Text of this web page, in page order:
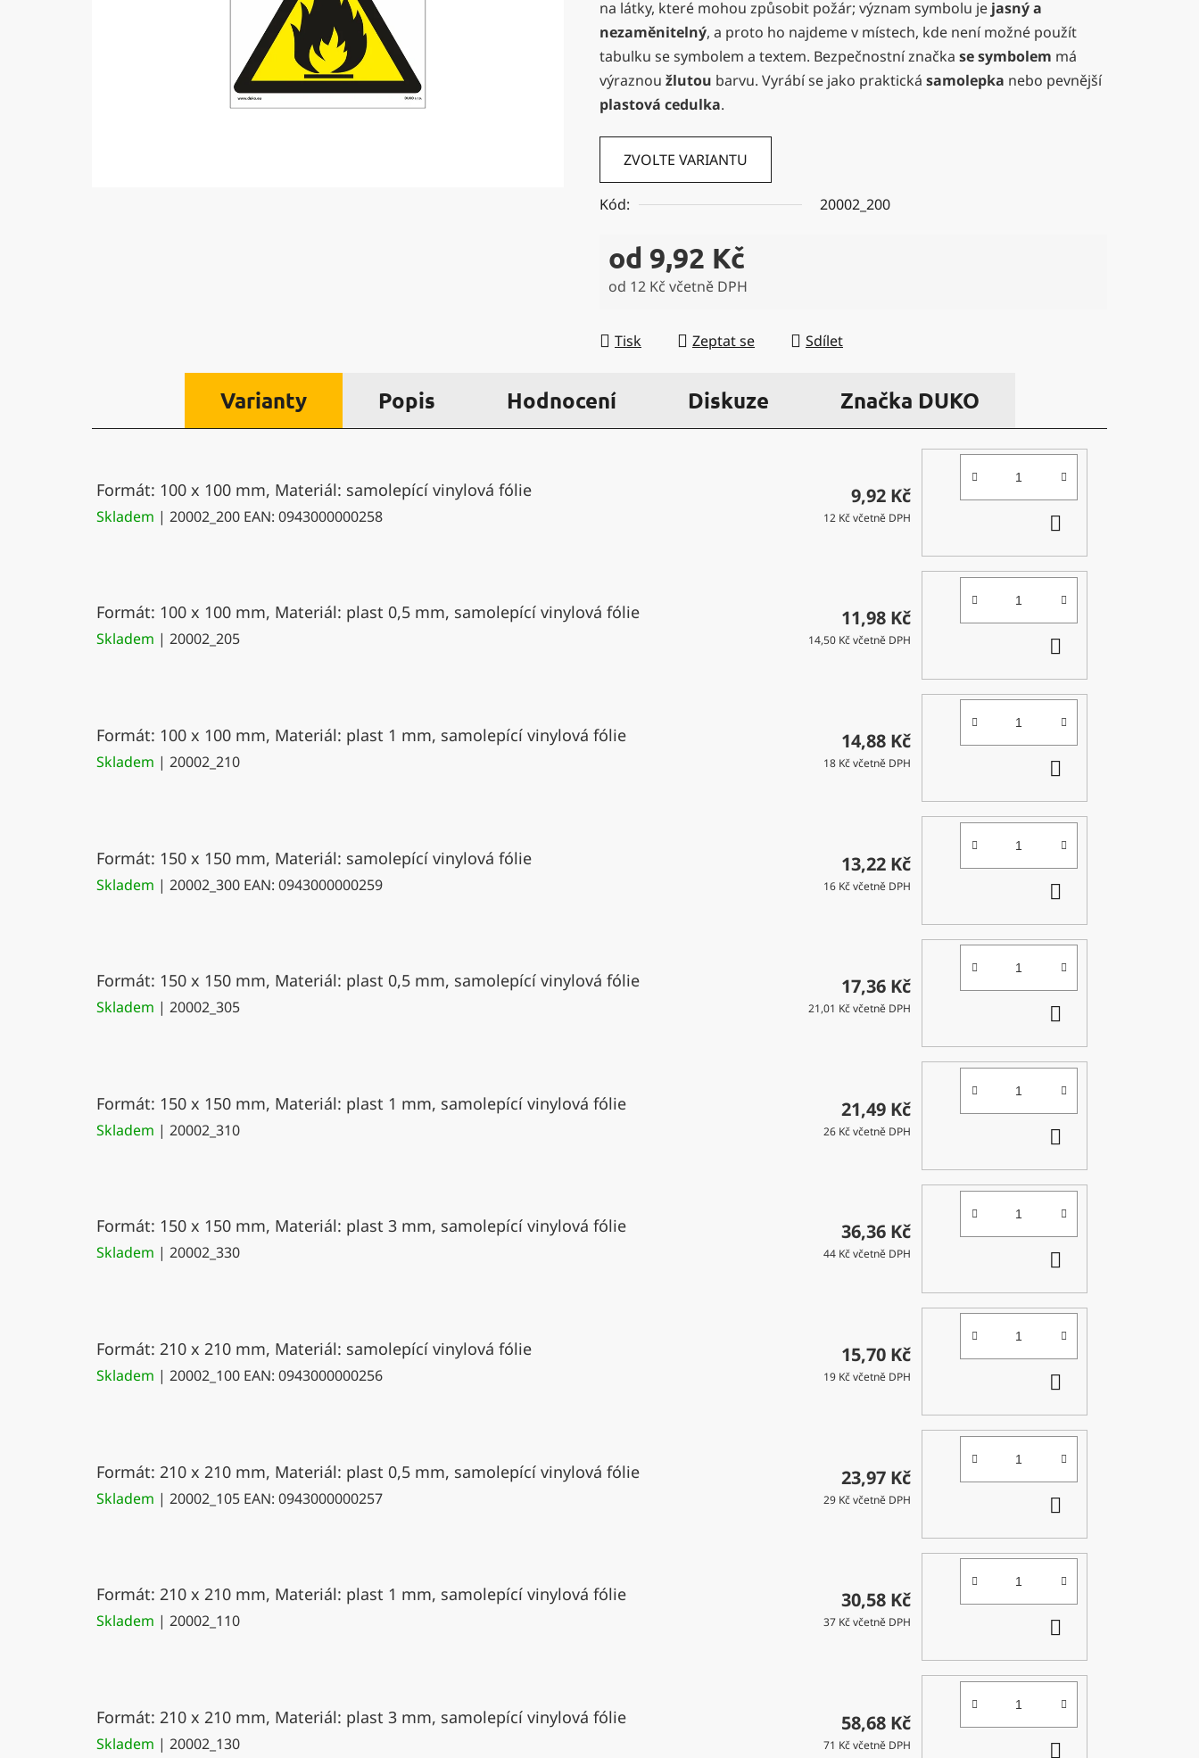
0,0
z
5
hvězdiček.
na látky, které mohou způsobit požár; význam symbolu je jasný a
nezaměnitelný, a proto ho najdeme v místech, kde není možné použít
tabulku se symbolem a textem. Bezpečnostní značka se symbolem má
výraznou žlutou barvu. Vyrábí se jako praktická samolepka nebo pevnější
plastová cedulka.
ZVOLTE VARIANTU
Kód: 20002_200
od 9,92 Kč
od 12 Kč včetně DPH
Tisk
Zeptat se Sdílet
Varianty Popis Hodnocení Diskuze Značka DUKO
Formát: 100 x 100 mm, Materiál: samolepící vinylová fólie
Skladem | 20002_200 EAN: 0943000000258
9,92 Kč
12 Kč včetně DPH
KOŠÍKU
Formát: 100 x 100 mm, Materiál: plast 0,5 mm, samolepící vinylová fólie
Skladem | 20002_205
11,98 Kč
14,50 Kč včetně DPH
KOŠÍKU
Formát: 100 x 100 mm, Materiál: plast 1 mm, samolepící vinylová fólie
Skladem | 20002_210
14,88 Kč
18 Kč včetně DPH
KOŠÍKU
Formát: 150 x 150 mm, Materiál: samolepící vinylová fólie
Skladem | 20002_300 EAN: 0943000000259
13,22 Kč
16 Kč včetně DPH
KOŠÍKU
Formát: 150 x 150 mm, Materiál: plast 0,5 mm, samolepící vinylová fólie
Skladem | 20002_305
17,36 Kč
21,01 Kč včetně DPH
KOŠÍKU
Formát: 150 x 150 mm, Materiál: plast 1 mm, samolepící vinylová fólie
Skladem | 20002_310
21,49 Kč
26 Kč včetně DPH
KOŠÍKU
Formát: 150 x 150 mm, Materiál: plast 3 mm, samolepící vinylová fólie
Skladem | 20002_330
36,36 Kč
44 Kč včetně DPH
KOŠÍKU
Formát: 210 x 210 mm, Materiál: samolepící vinylová fólie
Skladem | 20002_100 EAN: 0943000000256
15,70 Kč
19 Kč včetně DPH
KOŠÍKU
Formát: 210 x 210 mm, Materiál: plast 0,5 mm, samolepící vinylová fólie
Skladem | 20002_105 EAN: 0943000000257
23,97 Kč
29 Kč včetně DPH
KOŠÍKU
Formát: 210 x 210 mm, Materiál: plast 1 mm, samolepící vinylová fólie
Skladem | 20002_110
30,58 Kč
37 Kč včetně DPH
KOŠÍKU
Formát: 210 x 210 mm, Materiál: plast 3 mm, samolepící vinylová fólie
Skladem | 20002_130
58,68 Kč
71 Kč včetně DPH